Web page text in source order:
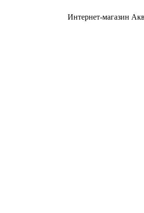
Интернет-магазин